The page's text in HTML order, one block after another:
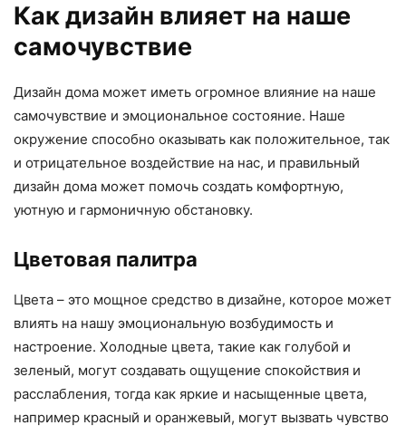
Как дизайн влияет на наше
самочувствие
Дизайн дома может иметь огромное влияние на наше
самочувствие и эмоциональное состояние. Наше
окружение способно оказывать как положительное, так
и отрицательное воздействие на нас, и правильный
дизайн дома может помочь создать комфортную,
уютную и гармоничную обстановку.
Цветовая палитра
Цвета – это мощное средство в дизайне, которое может
влиять на нашу эмоциональную возбудимость и
настроение. Холодные цвета, такие как голубой и
зеленый, могут создавать ощущение спокойствия и
расслабления, тогда как яркие и насыщенные цвета,
например красный и оранжевый, могут вызвать чувство